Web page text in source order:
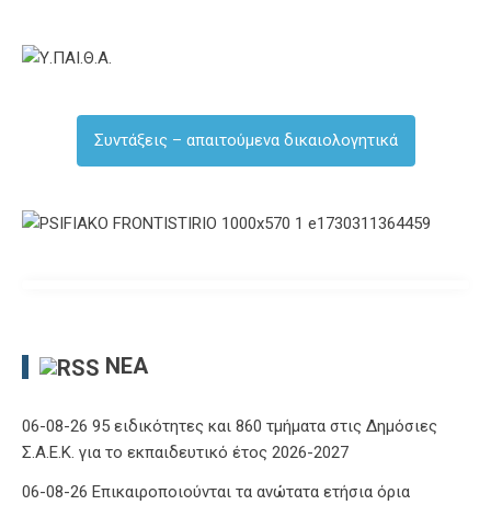
Συντάξεις – απαιτούμενα δικαιολογητικά
ΝΈΑ
06-08-26 95 ειδικότητες και 860 τμήματα στις Δημόσιες
Σ.Α.Ε.Κ. για το εκπαιδευτικό έτος 2026-2027
06-08-26 Επικαιροποιούνται τα ανώτατα ετήσια όρια